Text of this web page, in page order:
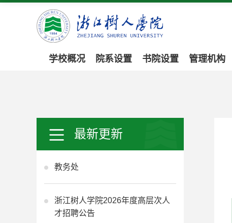
学校概况 院系设置 书院设置 管理机构
最新更新
教务处
浙江树人学院2026年度高层次人
才招聘公告